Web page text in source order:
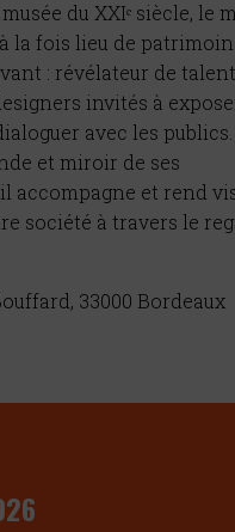
du XXIᵉ siècle, le
la fois lieu de
: révélateur de
invités à
avec les
et miroir de ses
accompagne et rend
société à travers le
33000 Bordeaux